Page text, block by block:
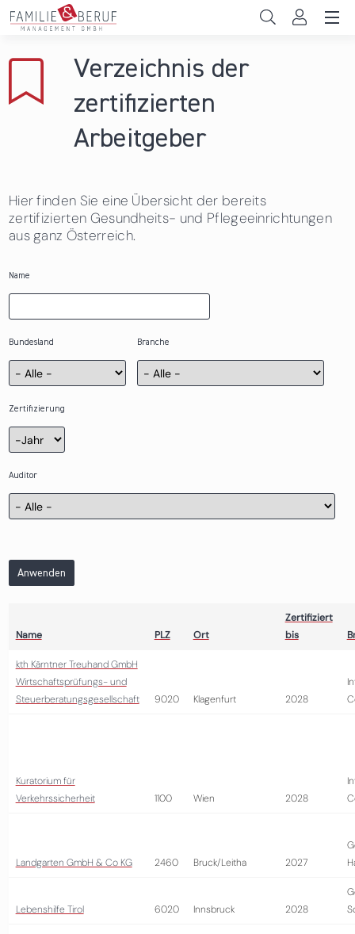
Direkt zum Inhalt
Gemeinden
Das sind wir
News & Events
Verzeichnis der
zertifizierten
Arbeitgeber
Hier finden Sie eine Übersicht der bereits
zertifizierten Gesundheits- und Pflegeeinrichtungen
aus ganz Österreich.
Name
Bundesland Branche
Zertifizierung
Zertifizierung
Jahr
Auditor
Anwenden
Name PLZ Ort
Zertifiziert
bis
kth Kärntner Treuhand GmbH
Wirtschaftsprüfungs- und
Steuerberatungsgesellschaft
9020 Klagenfurt 2028
Kuratorium für
Verkehrssicherheit
1100 Wien 2028
Landgarten GmbH & Co KG 2460 Bruck/Leitha 2027
Lebenshilfe Tirol 6020 Innsbruck 2028